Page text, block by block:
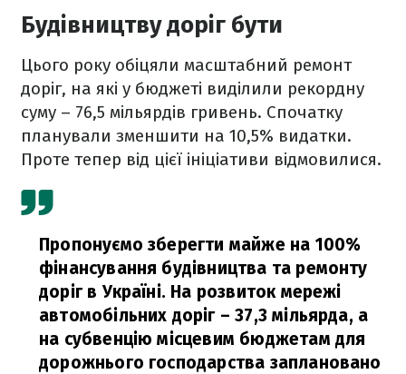
Будівництву доріг бути
Цього року обіцяли масштабний ремонт
доріг, на які у бюджеті виділили рекордну
суму – 76,5 мільярдів гривень. Спочатку
планували зменшити на 10,5% видатки.
Проте тепер від цієї ініціативи відмовилися.
Пропонуємо зберегти майже на 100%
фінансування будівництва та ремонту
доріг в Україні. На розвиток мережі
автомобільних доріг – 37,3 мільярда, а
на субвенцію місцевим бюджетам для
дорожнього господарства заплановано